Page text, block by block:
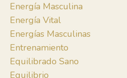
Energía Masculina
Energía Vital
Energías Masculinas
Entrenamiento
Equilibrado Sano
Equilibrio